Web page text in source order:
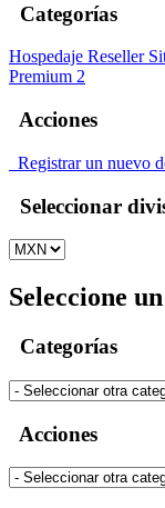
Categorías
Hospedaje Reseller
Premium 2
Acciones
Registrar un nuevo
Seleccionar
Seleccione
Categorías
Acciones